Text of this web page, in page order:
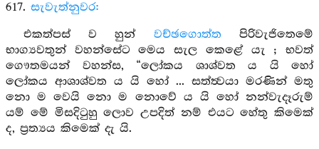
617. සැවැත්නුවර:
එකත්පස් ව හුන් වච්ඡගොත්ත පිරිවැජිතෙමේ
භාග්‍යවතුන් වහන්සේට මෙය සැල කෙළේ යැ ; භවත්
ගෞතමයන් වහන්ස, “ලෝකය ශාශ්වත ය යි හෝ
ලෝකය ආශාශ්වත ය යි හෝ ... සත්ත්‍වයා මරණින් මතු
නො ම වෙයි නො ම නොවේ ය යි හෝ නන්වැදෑරුම්
යම් මේ මිසදිටුහු ලොව උපදිත් නම් එයට හේතු කිමෙක්
ද, ප්‍රත්‍යය කිමෙක් දැ යි.